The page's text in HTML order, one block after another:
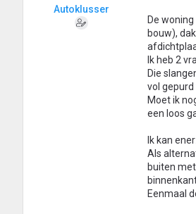
Autoklusser
De
bouw),
Ik heb 2
Die
vol
Moet ik
een loos
Ik kan
Als
buiten
Eenmaal